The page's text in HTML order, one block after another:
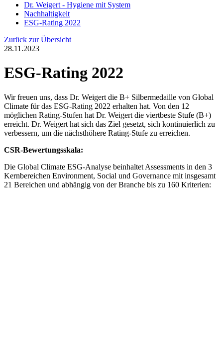
Dr. Weigert - Hygiene mit System
Nachhaltigkeit
ESG-Rating 2022
Zurück zur Übersicht
28.11.2023
ESG-Rating 2022
Wir freuen uns, dass Dr. Weigert die B+ Silbermedaille von Global
Climate für das ESG-Rating 2022 erhalten hat. Von den 12
möglichen Rating-Stufen hat Dr. Weigert die viertbeste Stufe (B+)
erreicht. Dr. Weigert hat sich das Ziel gesetzt, sich kontinuierlich zu
verbessern, um die nächsthöhere Rating-Stufe zu erreichen.
CSR-Bewertungsskala:
Die Global Climate ESG-Analyse beinhaltet Assessments in den 3
Kernbereichen Environment, Social und Governance mit insgesamt
21 Bereichen und abhängig von der Branche bis zu 160 Kriterien: